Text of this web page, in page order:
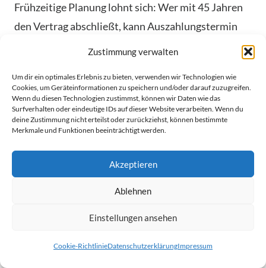
Zustimmung verwalten
Um dir ein optimales Erlebnis zu bieten, verwenden wir Technologien wie
Cookies, um Geräteinformationen zu speichern und/oder darauf zuzugreifen.
Wenn du diesen Technologien zustimmst, können wir Daten wie das
Surfverhalten oder eindeutige IDs auf dieser Website verarbeiten. Wenn du
deine Zustimmung nicht erteilst oder zurückziehst, können bestimmte
Merkmale und Funktionen beeinträchtigt werden.
Akzeptieren
Ablehnen
Einstellungen ansehen
Cookie-RichtlinieDatenschutzerklärungImpressum
Frühzeitige Planung lohnt sich: Wer mit 45 Jahren
den Vertrag abschließt, kann Auszahlungstermin
und Steuerlast optimal abstimmen. Vergleichen Sie
dabei.
Fondsgebundene
Rentenversicherung vs. ETF-
Welche Strategie bringt mehr Sicherheit für die
Altersvorsorge? Zwei Konzepte stehen im Fokus:
flexibles ETF-Sparen. Beide haben klare Stärken –